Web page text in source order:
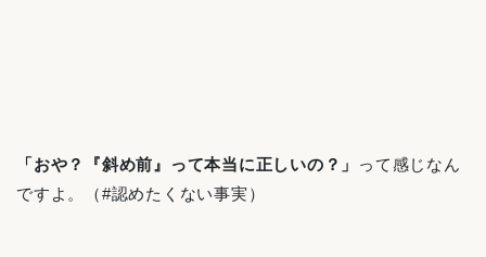
「おや？『斜め前』って本当に正しいの？」
って感じなん
ですよ。（#認めたくない事実）